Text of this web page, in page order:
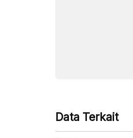
Data Terkait